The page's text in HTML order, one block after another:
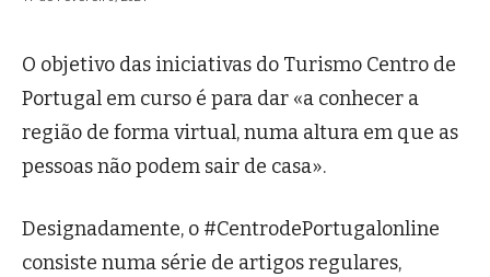
O objetivo das iniciativas do Turismo Centro de
Portugal em curso é para dar «a conhecer a
região de forma virtual, numa altura em que as
pessoas não podem sair de casa».
Designadamente, o #CentrodePortugalonline
consiste numa série de artigos regulares,